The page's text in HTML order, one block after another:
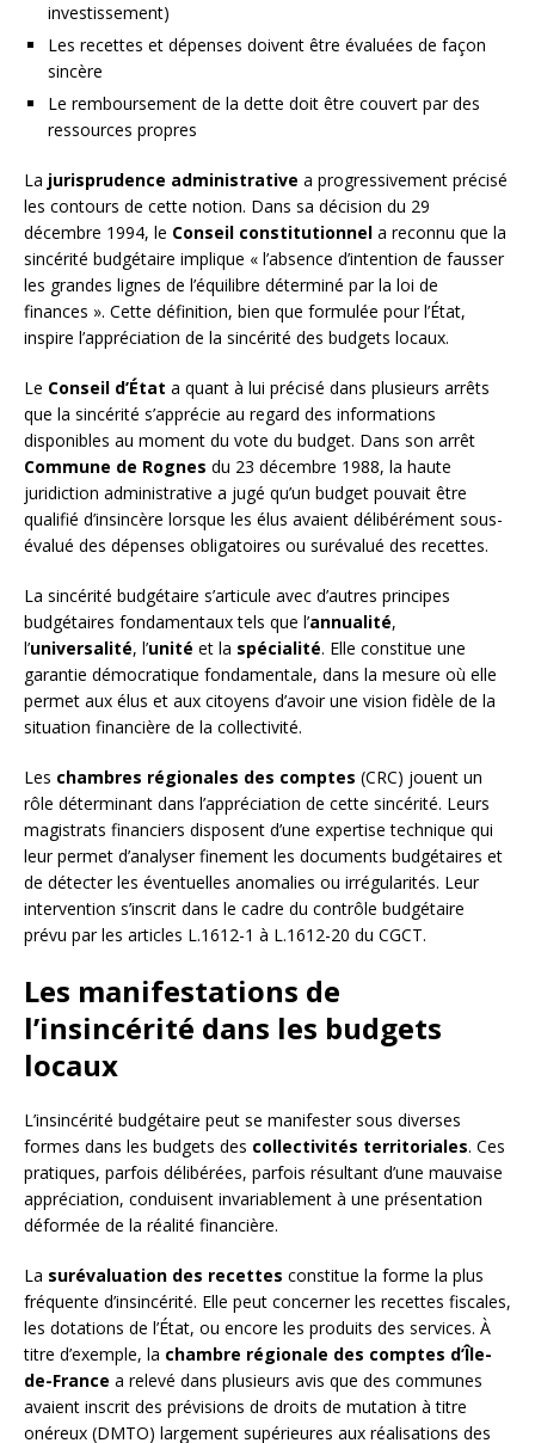
investissement)
Les recettes et dépenses doivent être évaluées de façon
sincère
Le remboursement de la dette doit être couvert par des
ressources propres
La jurisprudence administrative a progressivement précisé
les contours de cette notion. Dans sa décision du 29
décembre 1994, le Conseil constitutionnel a reconnu que la
sincérité budgétaire implique « l’absence d’intention de fausser
les grandes lignes de l’équilibre déterminé par la loi de
finances ». Cette définition, bien que formulée pour l’État,
inspire l’appréciation de la sincérité des budgets locaux.
Le Conseil d’État a quant à lui précisé dans plusieurs arrêts
que la sincérité s’apprécie au regard des informations
disponibles au moment du vote du budget. Dans son arrêt
Commune de Rognes du 23 décembre 1988, la haute
juridiction administrative a jugé qu’un budget pouvait être
qualifié d’insincère lorsque les élus avaient délibérément sous-
évalué des dépenses obligatoires ou surévalué des recettes.
La sincérité budgétaire s’articule avec d’autres principes
budgétaires fondamentaux tels que l’annualité,
l’universalité, l’unité et la spécialité. Elle constitue une
garantie démocratique fondamentale, dans la mesure où elle
permet aux élus et aux citoyens d’avoir une vision fidèle de la
situation financière de la collectivité.
Les chambres régionales des comptes (CRC) jouent un
rôle déterminant dans l’appréciation de cette sincérité. Leurs
magistrats financiers disposent d’une expertise technique qui
leur permet d’analyser finement les documents budgétaires et
de détecter les éventuelles anomalies ou irrégularités. Leur
intervention s’inscrit dans le cadre du contrôle budgétaire
prévu par les articles L.1612-1 à L.1612-20 du CGCT.
Les manifestations de
l’insincérité dans les budgets
locaux
L’insincérité budgétaire peut se manifester sous diverses
formes dans les budgets des collectivités territoriales. Ces
pratiques, parfois délibérées, parfois résultant d’une mauvaise
appréciation, conduisent invariablement à une présentation
déformée de la réalité financière.
La surévaluation des recettes constitue la forme la plus
fréquente d’insincérité. Elle peut concerner les recettes fiscales,
les dotations de l’État, ou encore les produits des services. À
titre d’exemple, la chambre régionale des comptes d’Île-
de-France a relevé dans plusieurs avis que des communes
avaient inscrit des prévisions de droits de mutation à titre
onéreux (DMTO) largement supérieures aux réalisations des